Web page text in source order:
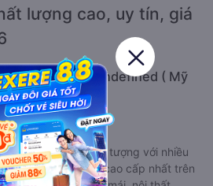
lượng cao, uy tín, giá
khởi hành tại undefined ( Mỹ
SƠN
từ Hà Nội gây ấn tượng với nhiều
xe chất lượng cao cấp nhất trên